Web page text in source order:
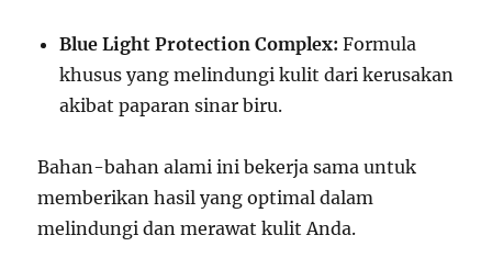
Blue Light Protection Complex: Formula
khusus yang melindungi kulit dari kerusakan
akibat paparan sinar biru.
Bahan-bahan alami ini bekerja sama untuk
memberikan hasil yang optimal dalam
melindungi dan merawat kulit Anda.